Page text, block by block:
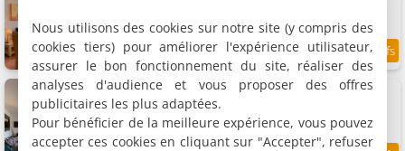
5.8 km 9.2/10
Callantsoger Staete A101
Appartement, 76 m²
2 personnes, 1 chambre, 1 salle de bains
Nous utilisons des cookies sur notre site (y compris des
cookies tiers) pour améliorer l'expérience utilisateur,
assurer le bon fonctionnement du site, réaliser des
analyses d'audience et vous proposer des offres
publicitaires les plus adaptées.
Pour bénéficier de la meilleure expérience, vous pouvez
accepter ces cookies en cliquant sur "Accepter", refuser